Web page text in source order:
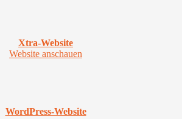
Xtra-Website
Website anschauen
WordPress-Website